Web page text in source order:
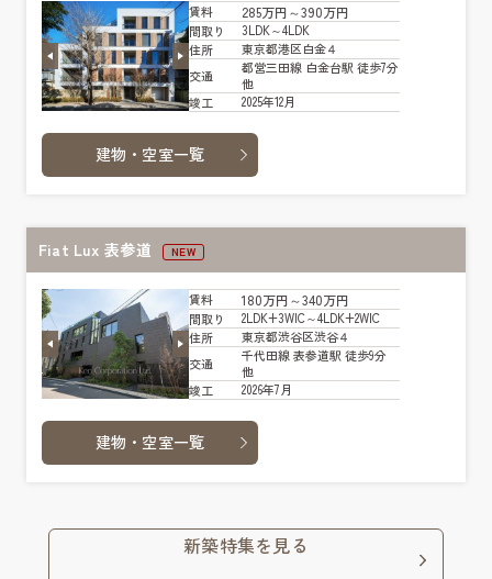
賃料 285万円～390万円
間取り
3LDK～4LDK
住所
東京都港区白金４
交通
都営三田線 白金台駅 徒歩7分
他
竣工
2025年12月
建物・空室一覧
Fiat Lux 表参道 NEW
賃料 180万円～340万円
間取り
2LDK+3WIC～4LDK+2WIC
住所
東京都渋谷区渋谷４
交通
千代田線 表参道駅 徒歩9分
他
竣工
2026年7月
建物・空室一覧
新築特集を見る